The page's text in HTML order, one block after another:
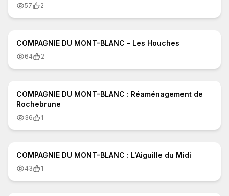
57
2
1:04
COMPAGNIE DU MONT-BLANC - Les Houches
64
2
3:50
COMPAGNIE DU MONT-BLANC : Réaménagement de
Rochebrune
36
1
0:31
COMPAGNIE DU MONT-BLANC : L'Aiguille du Midi
43
1
6:53